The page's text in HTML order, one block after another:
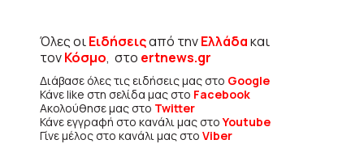
Όλες οιΕιδήσειςαπό τηνΕλλάδακαι
τονΚόσμο, στο ertnews.gr
Διάβασε όλες τις ειδήσεις μας στο Google
Κάνε like στη σελίδα μας στο Facebook
Ακολούθησε μας στο Twitter
Κάνε εγγραφή στο κανάλι μας στοYoutube
Γίνε μέλος στο κανάλι μας στο Viber